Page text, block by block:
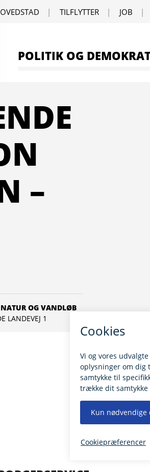
TILFLYTTER JOB
POLITIK OG
–
NATUR OG VANDLØB
LANDEVEJ 1